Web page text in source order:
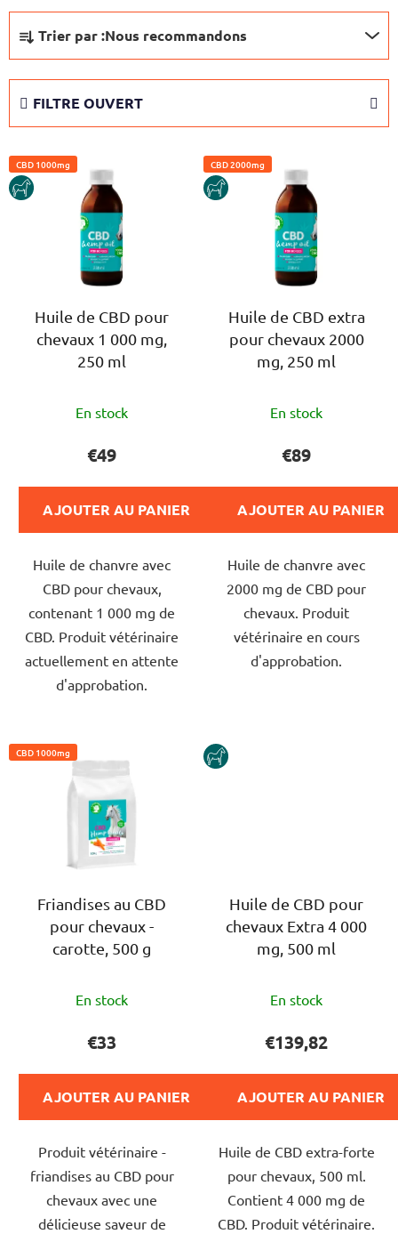
i
p
r
o
Trier par :Nous recommandons
FILTRE OUVERT
L
i
s
CBD 1000mg
HORSE
Huile de CBD pour
chevaux 1 000 mg,
250 ml
moyenne
est
de
sur
5
étoiles.
En stock
€49
AJOUTER AU PANIER
Huile de chanvre avec
CBD pour chevaux,
contenant 1 000 mg de
CBD. Produit vétérinaire
actuellement en attente
d'approbation.
CBD 2000mg
HORSE
Huile de CBD extra
pour chevaux 2000
mg, 250 ml
moyenne
est
de
sur
5
étoiles.
En stock
€89
AJOUTER AU PANIER
Huile de chanvre avec
2000 mg de CBD pour
chevaux. Produit
vétérinaire en cours
d'approbation.
CBD 1000mg
Friandises au CBD
pour chevaux -
carotte, 500 g
moyenne
du
de
sur
5
étoiles.
En stock
€33
AJOUTER AU PANIER
Produit vétérinaire -
friandises au CBD pour
chevaux avec une
délicieuse saveur de
HORSE
Huile de CBD pour
chevaux Extra 4 000
mg, 500 ml
moyenne
du
produit
de
sur
5
étoiles.
En stock
€139,82
AJOUTER AU PANIER
Huile de CBD extra-forte
pour chevaux, 500 ml.
Contient 4 000 mg de
CBD. Produit vétérinaire.